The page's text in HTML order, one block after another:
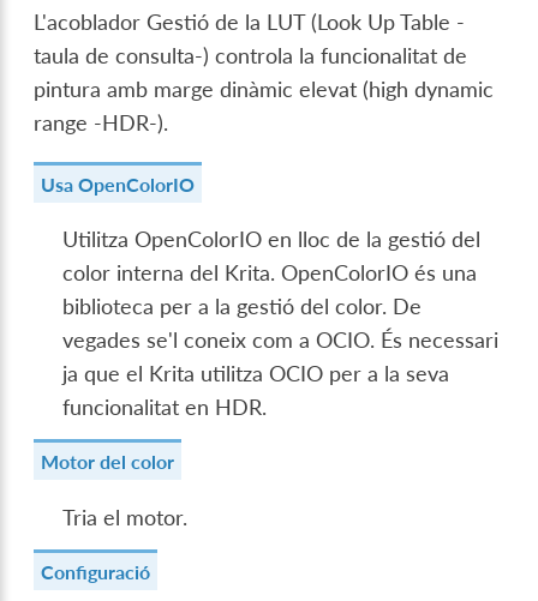
L'acoblador Gestió de la LUT (Look Up Table -
taula de consulta-) controla la funcionalitat de
pintura amb marge dinàmic elevat (high dynamic
range -HDR-).
Usa OpenColorIO
Utilitza OpenColorIO en lloc de la gestió del
color interna del Krita. OpenColorIO és una
biblioteca per a la gestió del color. De
vegades se'l coneix com a OCIO. És necessari
ja que el Krita utilitza OCIO per a la seva
funcionalitat en HDR.
Motor del color
Tria el motor.
Configuració